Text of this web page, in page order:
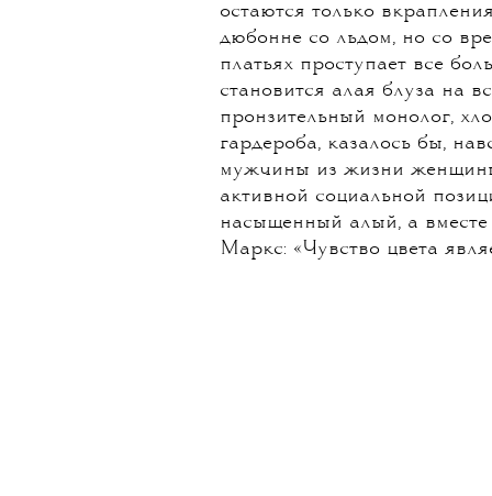
остаются только
дюбонне со льдом, но со
платьях проступает все
становится алая блуза на
пронзительный монолог,
гардероба, казалось бы,
мужчины из жизни
активной социальной
насыщенный алый, а
Маркс: «Чувство цвета